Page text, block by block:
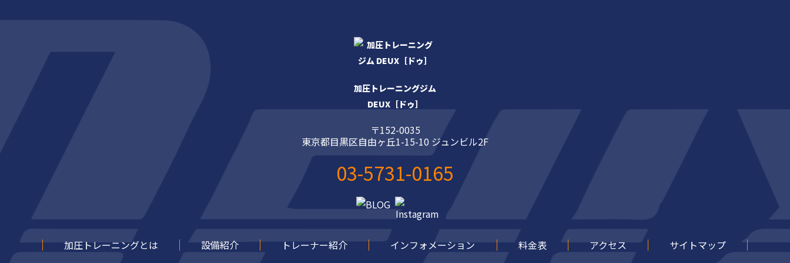
加圧トレーニングジム
DEUX［ドゥ］
〒152-0035
東京都目黒区自由ヶ丘1-15-10 ジュンビル2F
03-5731-0165
加圧トレーニングとは 設備紹介 トレーナー紹介 インフォメーション 料金表 アクセス サイトマップ